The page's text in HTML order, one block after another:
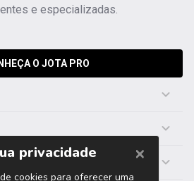
e especializadas.
O JOTA PRO